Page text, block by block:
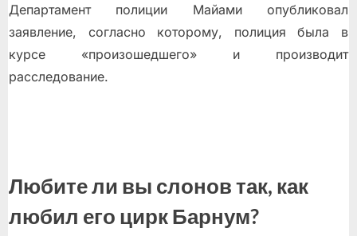
Департамент полиции Майами опубликовал
заявление, согласно которому, полиция была в
курсе «произошедшего» и производит
расследование.
Любите ли вы слонов так, как
любил его цирк Барнум?